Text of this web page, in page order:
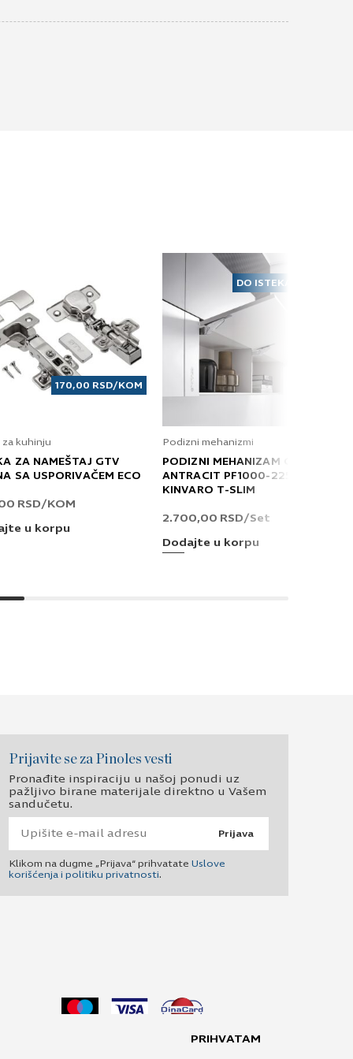
170,00 RSD/KOM
za kuhinju
ZA NAMEŠTAJ GTV
SA USPORIVAČEM ECO
RSD/KOM
u korpu
DO ISTEKA ZALIHA
Podizni mehanizmi
PODIZNI MEHANIZAM GRASS
ANTRACIT PF1000-2250 T
KINVARO T-SLIM
2.700,00 RSD/Set
Dodajte u korpu
Prijavite se za Pinoles vesti
Pronađite inspiraciju u našoj ponudi uz
pažljivo birane materijale direktno u Vašem
sandučetu.
Prijava
Klikom na dugme „Prijava“ prihvatate Uslove
korišćenja i politiku privatnosti.
PRIHVATAM